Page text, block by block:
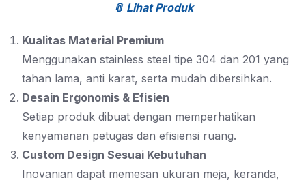
📎 Lihat Produk
Kualitas Material Premium
Menggunakan stainless steel tipe 304 dan 201 yang
tahan lama, anti karat, serta mudah dibersihkan.
Desain Ergonomis & Efisien
Setiap produk dibuat dengan memperhatikan
kenyamanan petugas dan efisiensi ruang.
Custom Design Sesuai Kebutuhan
Inovanian dapat memesan ukuran meja, keranda,